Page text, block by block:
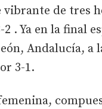
vibrante de tres
. Ya en la final
Andalucía, a
3-1.